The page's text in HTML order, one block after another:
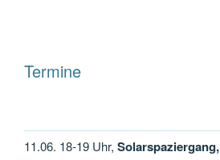
Termine
11.06. 18-19 Uhr, Solarspaziergang,